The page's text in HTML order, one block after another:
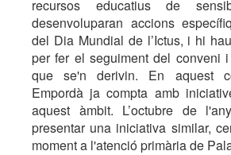
recursos educatius de
desenvoluparan accions
del Dia Mundial de l’Ictus, i hi
per fer el seguiment del conveni
que se'n derivin. En aquest
Empordà ja compta amb
aquest àmbit. L’octubre de
presentar una iniciativa similar,
moment a l'atenció primària de